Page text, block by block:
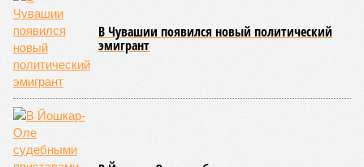
обнародованным материалам, введены удостоверения и
нагрудные знаки мастера спорта Чувашии международного
класса по керешу, а также мастера спорта Чувашии.
Параллельно с этим разработана полная разрядная сетка
по керешу, охватывающая все ступени от третьего
юношеского разряда до уровня кандидата в мастера
спорта. Такая структура призвана обеспечить системность
в подготовке юных атлетов и создать чёткие ориентиры
для последовательного повышения их квалификации.